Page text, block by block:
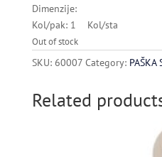
Dimenzije:
Kol/pak: 1 Kol/sta
Out of stock
SKU: 60007 Category: PAŠKA
Related